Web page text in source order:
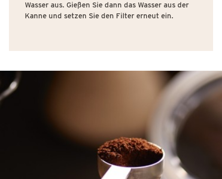
Wasser aus. Gießen Sie dann das Wasser aus der
Kanne und setzen Sie den Filter erneut ein.